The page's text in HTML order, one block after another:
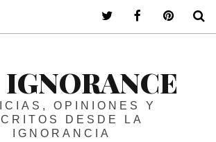
IGNORANCE
OPINIONES Y
DESDE LA
IGNORANCIA
ir a mi twitterir a mi facebook
ir a mi